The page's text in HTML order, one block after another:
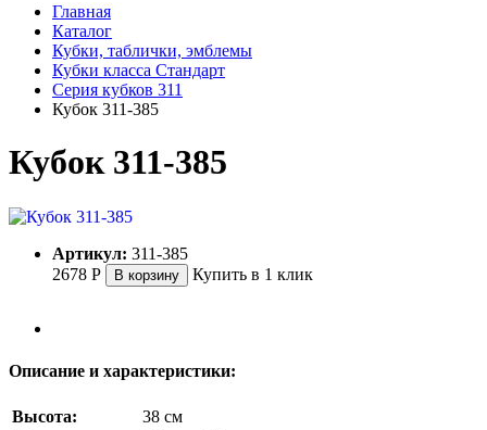
Главная
Каталог
Кубки, таблички, эмблемы
Кубки класса Стандарт
Серия кубков 311
Кубок 311‑385
Кубок 311‑385
Артикул: 311-385
2678 Р В корзину Купить в 1 клик
Описание и характеристики:
Высота:
38 см